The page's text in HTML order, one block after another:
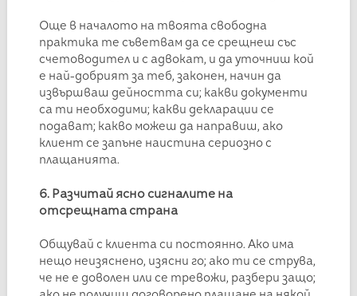
Още в началото на твоята свободна
практика те съветвам да се срещнеш със
счетоводител и с адвокат, и да уточниш кой
е най-добрият за теб, законен, начин да
извършваш дейността си; какви документи
са ти необходими; какви декларации се
подават; какво можеш да направиш, ако
клиент се запъне наистина сериозно с
плащанията.
6. Разчитай ясно сигналите на
отсрещната страна
Общувай с клиента си постоянно. Ако има
нещо неизяснено, изясни го; ако ти се струва,
че не е доволен или се тревожи, разбери защо;